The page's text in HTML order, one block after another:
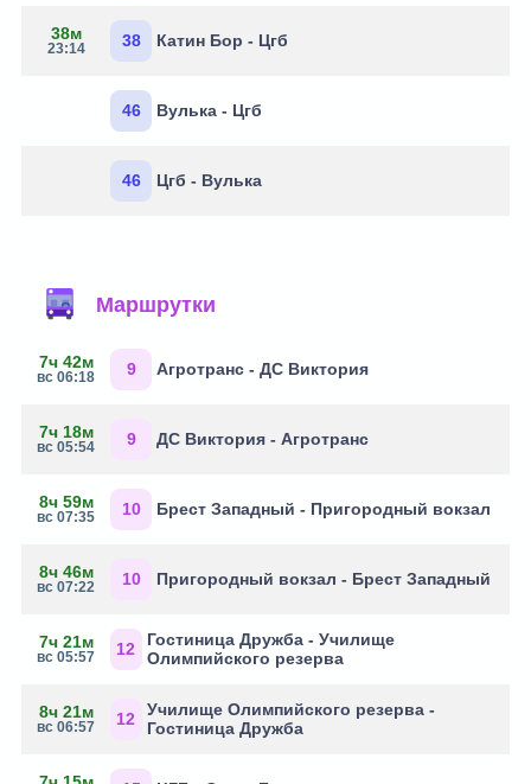
38м
23:14 38 Катин Бор - Цгб
46 Вулька - Цгб
46 Цгб - Вулька
Маршрутки
7ч 42м
вс 06:18 9 Агротранс - ДС Виктория
7ч 18м
вс 05:54 9 ДС Виктория - Агротранс
8ч 59м
вс 07:35 10 Брест Западный - Пригородный вокзал
8ч 46м
вс 07:22 10 Пригородный вокзал - Брест Западный
7ч 21м
вс 05:57 12
Гостиница Дружба - Училище
Олимпийского резерва
8ч 21м
вс 06:57 12
Училище Олимпийского резерва -
Гостиница Дружба